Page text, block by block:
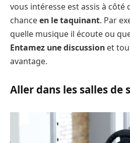
vous intéresse est assis à côté
chanceen le taquinant. Par
quelle musique il écoute ou
Entamez une discussion et
avantage.
Aller dans les salles de